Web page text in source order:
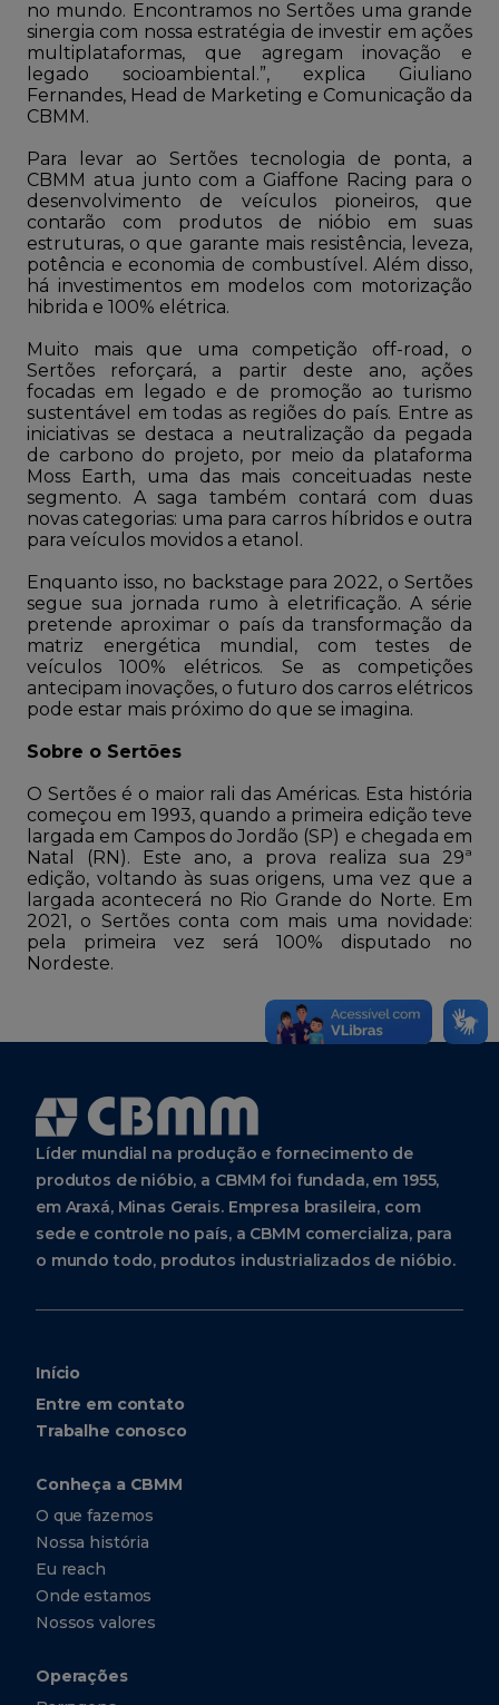
no mundo. Encontramos no Sertões uma grande
sinergia com nossa estratégia de investir em ações
multiplataformas, que agregam inovação e
legado socioambiental.”, explica Giuliano
Fernandes, Head de Marketing e Comunicação da
CBMM.
Para levar ao Sertões tecnologia de ponta, a
CBMM atua junto com a Giaffone Racing para o
desenvolvimento de veículos pioneiros, que
contarão com produtos de nióbio em suas
estruturas, o que garante mais resistência, leveza,
potência e economia de combustível. Além disso,
há investimentos em modelos com motorização
hibrida e 100% elétrica.
Muito mais que uma competição off-road, o
Sertões reforçará, a partir deste ano, ações
focadas em legado e de promoção ao turismo
sustentável em todas as regiões do país. Entre as
iniciativas se destaca a neutralização da pegada
de carbono do projeto, por meio da plataforma
Moss Earth, uma das mais conceituadas neste
segmento. A saga também contará com duas
novas categorias: uma para carros híbridos e outra
para veículos movidos a etanol.
Enquanto isso, no backstage para 2022, o Sertões
segue sua jornada rumo à eletrificação. A série
pretende aproximar o país da transformação da
matriz energética mundial, com testes de
veículos 100% elétricos. Se as competições
antecipam inovações, o futuro dos carros elétricos
pode estar mais próximo do que se imagina.
Sobre o Sertões
O Sertões é o maior rali das Américas. Esta história
começou em 1993, quando a primeira edição teve
largada em Campos do Jordão (SP) e chegada em
Natal (RN). Este ano, a prova realiza sua 29ª
edição, voltando às suas origens, uma vez que a
largada acontecerá no Rio Grande do Norte. Em
2021, o Sertões conta com mais uma novidade:
pela primeira vez será 100% disputado no
Nordeste.
Líder mundial na produção e fornecimento de
produtos de nióbio, a CBMM foi fundada, em 1955,
em Araxá, Minas Gerais. Empresa brasileira, com
sede e controle no país, a CBMM comercializa, para
o mundo todo, produtos industrializados de nióbio.
Início
Entre em contato
Trabalhe conosco
Conheça a CBMM
O que fazemos
Nossa história
Eu reach
Onde estamos
Nossos valores
Operações